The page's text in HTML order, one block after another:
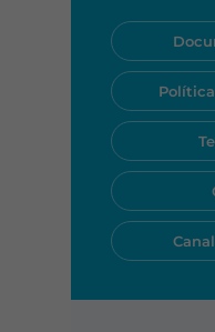
Você
equipe
nosso